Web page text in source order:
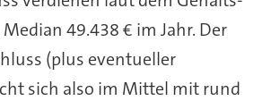
49.438 € im Jahr. Der
(plus eventueller
sich also im Mittel mit rund